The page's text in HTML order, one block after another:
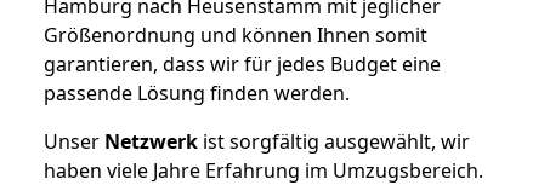
Hamburg nach Heusenstamm mit jeglicher
Größenordnung und können Ihnen somit
garantieren, dass wir für jedes Budget eine
passende Lösung finden werden.
Unser Netzwerk ist sorgfältig ausgewählt, wir
haben viele Jahre Erfahrung im Umzugsbereich.